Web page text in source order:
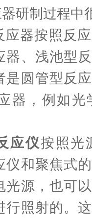
研制过程中
按照反应
器、浅池型
是圆管型反
器，例如
应仪按照光
仪和聚焦式
光源，也可
行照射的。